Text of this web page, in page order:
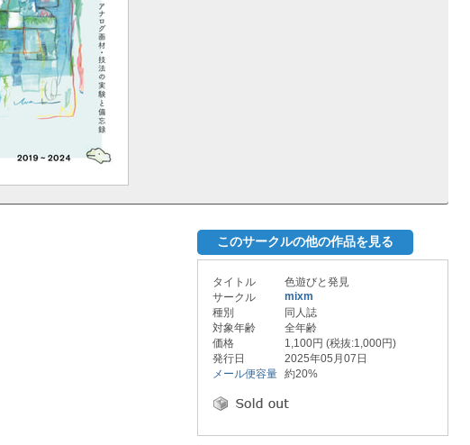
このサークルの他の作品を見る
タイトル
色遊びと発見
サークル
mixm
種別
同人誌
対象年齢
全年齢
価格
1,100円 (税抜:1,000円)
発行日
2025年05月07日
メール便容量 約20%